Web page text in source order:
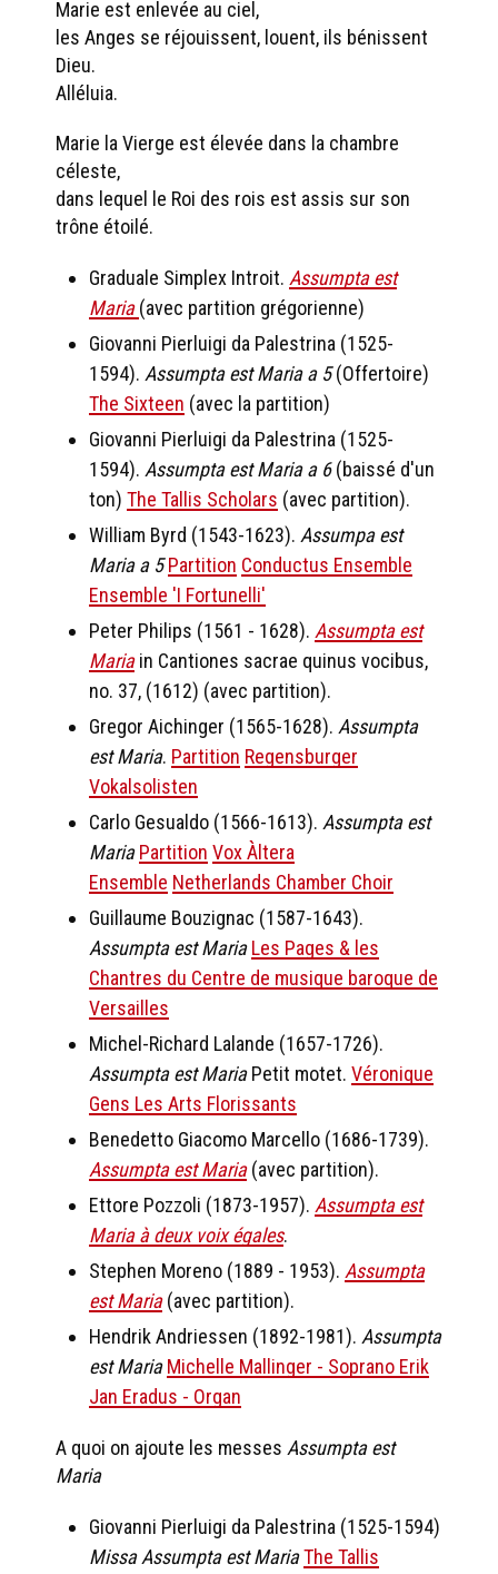
Marie est enlevée au ciel,
les Anges se réjouissent, louent, ils bénissent
Dieu.
Alléluia.
Marie la Vierge est élevée dans la chambre
céleste,
dans lequel le Roi des rois est assis sur son
trône étoilé.
Graduale Simplex Introit. Assumpta est
Maria(avec partition grégorienne)
Giovanni Pierluigi da Palestrina (1525-
1594). Assumpta est Maria a 5(Offertoire)
The Sixteen (avec la partition)
Giovanni Pierluigi da Palestrina (1525-
1594). Assumpta est Maria a 6(baissé d'un
ton) The Tallis Scholars (avec partition).
William Byrd (1543-1623). Assumpa est
Maria a 5 Partition Conductus Ensemble
Ensemble 'I Fortunelli'
Peter Philips (1561 - 1628). Assumpta est
Mariain Cantiones sacrae quinus vocibus,
no. 37, (1612) (avec partition).
Gregor Aichinger (1565-1628). Assumpta
est Maria. Partition Regensburger
Vokalsolisten
Carlo Gesualdo (1566-1613). Assumpta est
Maria Partition Vox Àltera
Ensemble Netherlands Chamber Choir
Guillaume Bouzignac (1587-1643).
Assumpta est Maria Les Pages & les
Chantres du Centre de musique baroque de
Versailles
Michel-Richard Lalande (1657-1726).
Assumpta est MariaPetit motet. Véronique
Gens Les Arts Florissants
Benedetto Giacomo Marcello (1686-1739).
Assumpta est Maria(avec partition).
Ettore Pozzoli (1873-1957). Assumpta est
Maria à deux voix égales.
Stephen Moreno (1889 - 1953). Assumpta
est Maria(avec partition).
Hendrik Andriessen (1892-1981). Assumpta
est Maria Michelle Mallinger - Soprano Erik
Jan Eradus - Organ
A quoi on ajoute les messes Assumpta est
Maria
Giovanni Pierluigi da Palestrina (1525-1594)
Missa Assumpta est MariaThe Tallis